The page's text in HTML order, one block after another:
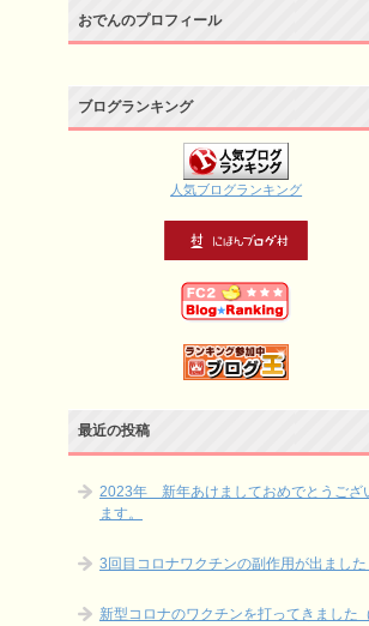
おでんのプロフィール
ブログランキング
人気ブログランキング
最近の投稿
2023年 新年あけましておめでとうござ
ます。
3回目コロナワクチンの副作用が出まし
新型コロナのワクチンを打ってきました